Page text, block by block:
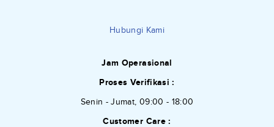
Hubungi Kami
Jam Operasional
Proses Verifikasi :
Senin - Jumat, 09:00 - 18:00
Customer Care :